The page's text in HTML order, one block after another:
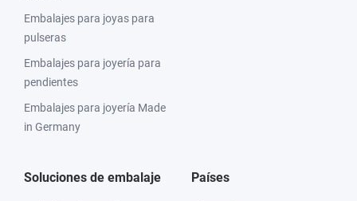
Embalajes para joyas para
pulseras
Embalajes para joyería para
pendientes
Embalajes para joyería Made
in Germany
Soluciones de embalaje Países